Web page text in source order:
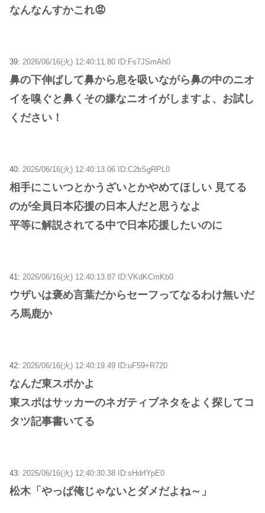
なんなんすかこれ😡
39: 2026/06/16(火) 12:40:11.80 ID:Fs7JSmAh0
鼻の下伸ばして鼻から息を吸いながら鼻の中のニオ
イを嗅ぐと鼻くその嫌なニオイがしますよ、お試し
ください！
40: 2026/06/16(火) 12:40:13.06 ID:C2bSgRPL0
相手にこいつとかうざいとかやめてほしい 見てる
のが全員日本応援の日本人だと思うなよ
平等に解説されてる中で日本応援したいのに
41: 2026/06/16(火) 12:40:13.87 ID:VKdKCmKb0
ウザいは褒め言葉だからセーフってなるわけ無いだ
ろ馬鹿か
42: 2026/06/16(火) 12:40:19.49 ID:uF59+R720
なんだ東スポかよ
東スポはサッカーのネガティブネタをよく探してコ
タツ記事書いてる
43: 2026/06/16(火) 12:40:30.38 ID:sHdrfYpE0
松木「やっぱ俺じゃないとダメだよね～」